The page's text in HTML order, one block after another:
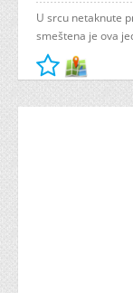
U srcu netaknute
smeštena je ova